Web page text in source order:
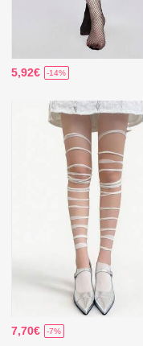
5,92€ -14%
7,70€ -7%